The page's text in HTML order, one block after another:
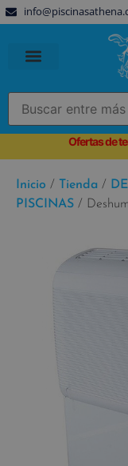
Ofertas de
Inicio / Tienda /
PISCINAS /